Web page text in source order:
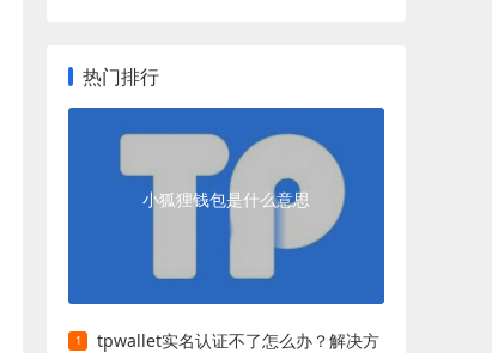
热门排行
小狐狸钱包是什么意思
tpwallet实名认证不了怎么办？解决方